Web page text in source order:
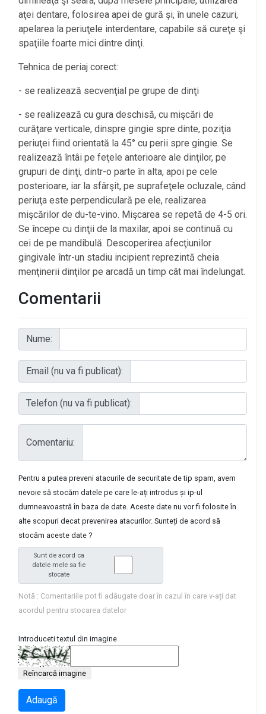
aţei dentare, folosirea apei de gură şi, în unele cazuri,
apelarea la periuţele interdentare, capabile să cureţe şi
spaţiile foarte mici dintre dinţi.
Tehnica de periaj corect:
- se realizează secvenţial pe grupe de dinţi
- se realizează cu gura deschisă, cu mişcări de
curăţare verticale, dinspre gingie spre dinte, poziţia
periuţei fiind orientată la 45° cu perii spre gingie. Se
realizează întâi pe feţele anterioare ale dinţilor, pe
grupuri de dinţi, dintr-o parte în alta, apoi pe cele
posterioare, iar la sfârşit, pe suprafeţele ocluzale, când
periuţa este perpendiculară pe ele, realizarea
mişcărilor de du-te-vino. Mişcarea se repetă de 4-5 ori.
Se începe cu dinţii de la maxilar, apoi se continuă cu
cei de pe mandibulă. Descoperirea afecţiunilor
gingivale într-un stadiu incipient reprezintă cheia
menţinerii dinţilor pe arcadă un timp cât mai îndelungat.
Comentarii
Nume:
Email (nu va fi publicat):
Telefon (nu va fi publicat):
Comentariu:
Pentru a putea preveni atacurile de securitate de tip spam, avem
nevoie să stocăm datele pe care le-ați introdus și ip-ul
dumneavoastră în baza de date. Aceste date nu vor fi folosite în
alte scopuri decat prevenirea atacurilor. Sunteți de acord să
stocăm aceste date ?
Sunt de acord ca
datele mele sa fie
stocate
Notă : Comentariile pot fi adăugate doar în cazul în care v-ați dat
acordul pentru stocarea datelor
Introduceti textul din imagine
Reîncarcă imagine
Adaugă